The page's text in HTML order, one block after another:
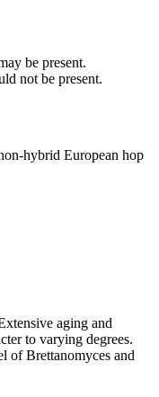
be present.
not be present.
hybrid European hop
aging and
to varying degrees.
of Brettanomyces and